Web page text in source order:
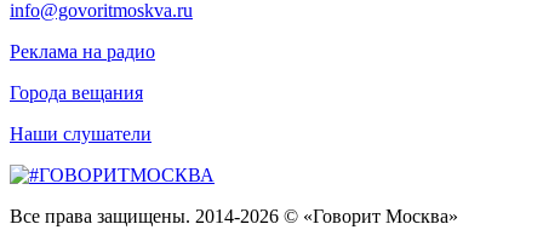
info@govoritmoskva.ru
Реклама на радио
Города вещания
Наши слушатели
Все права защищены. 2014-2026 © «Говорит Москва»